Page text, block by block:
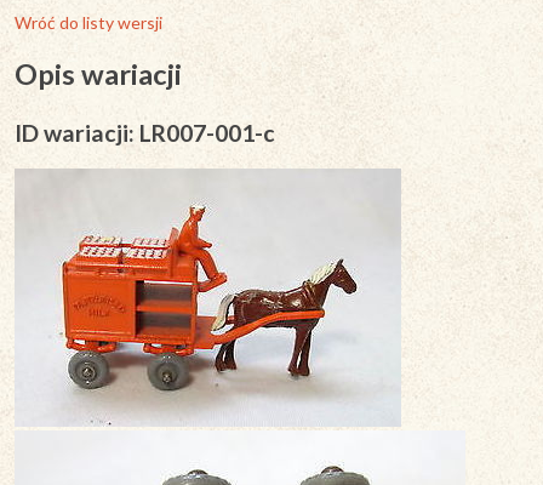
Wróć do listy wersji
Opis wariacji
ID wariacji: LR007-001-c